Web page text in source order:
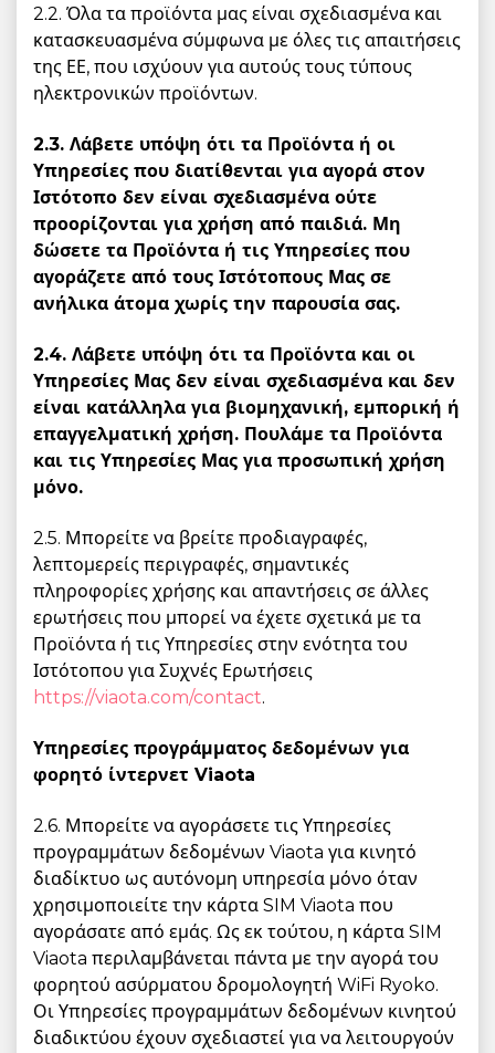
2.2. Όλα τα προϊόντα μας είναι σχεδιασμένα και
κατασκευασμένα σύμφωνα με όλες τις απαιτήσεις
της ΕΕ, που ισχύουν για αυτούς τους τύπους
ηλεκτρονικών προϊόντων.
2.3. Λάβετε υπόψη ότι τα Προϊόντα ή οι
Υπηρεσίες που διατίθενται για αγορά στον
Ιστότοπο δεν είναι σχεδιασμένα ούτε
προορίζονται για χρήση από παιδιά. Μη
δώσετε τα Προϊόντα ή τις Υπηρεσίες που
αγοράζετε από τους Ιστότοπους Μας σε
ανήλικα άτομα χωρίς την παρουσία σας.
2.4. Λάβετε υπόψη ότι τα Προϊόντα και οι
Υπηρεσίες Μας δεν είναι σχεδιασμένα και δεν
είναι κατάλληλα για βιομηχανική, εμπορική ή
επαγγελματική χρήση. Πουλάμε τα Προϊόντα
και τις Υπηρεσίες Μας για προσωπική χρήση
μόνο.
2.5. Μπορείτε να βρείτε προδιαγραφές,
λεπτομερείς περιγραφές, σημαντικές
πληροφορίες χρήσης και απαντήσεις σε άλλες
ερωτήσεις που μπορεί να έχετε σχετικά με τα
Προϊόντα ή τις Υπηρεσίες στην ενότητα του
Ιστότοπου για Συχνές Ερωτήσεις
https://viaota.com/contact.
Υπηρεσίες προγράμματος δεδομένων για
φορητό ίντερνετ Viaota
2.6. Μπορείτε να αγοράσετε τις Υπηρεσίες
προγραμμάτων δεδομένων Viaota για κινητό
διαδίκτυο ως αυτόνομη υπηρεσία μόνο όταν
χρησιμοποιείτε την κάρτα SIM Viaota που
αγοράσατε από εμάς. Ως εκ τούτου, η κάρτα SIM
Viaota περιλαμβάνεται πάντα με την αγορά του
φορητού ασύρματου δρομολογητή WiFi Ryoko.
Οι Υπηρεσίες προγραμμάτων δεδομένων κινητού
διαδικτύου έχουν σχεδιαστεί για να λειτουργούν